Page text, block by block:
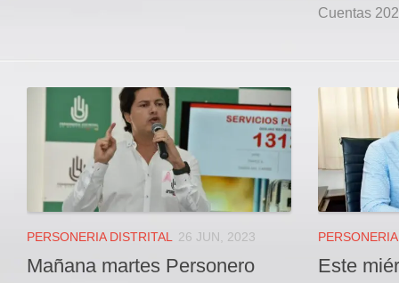
Cuentas
PERSONERIA DISTRITAL 26 JUN, 2023
Mañana martes Personero
Este